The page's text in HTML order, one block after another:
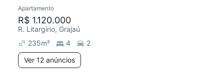
Apartamento
R$ 1.120.000
R. Litargírio, Grajaú
235m² 4
2
Ver 12 anúncios